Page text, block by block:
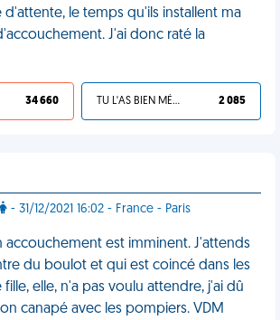
d'attente, le temps qu'ils installent ma
J'ai donc raté la
34 660 TU L'AS BIEN MÉRITÉ 2 085
- 31/12/2021 16:02 - France - Paris
accouchement est imminent. J'attends
du boulot et qui est coincé dans les
elle, n'a pas voulu attendre, j'ai dû
canapé avec les pompiers. VDM